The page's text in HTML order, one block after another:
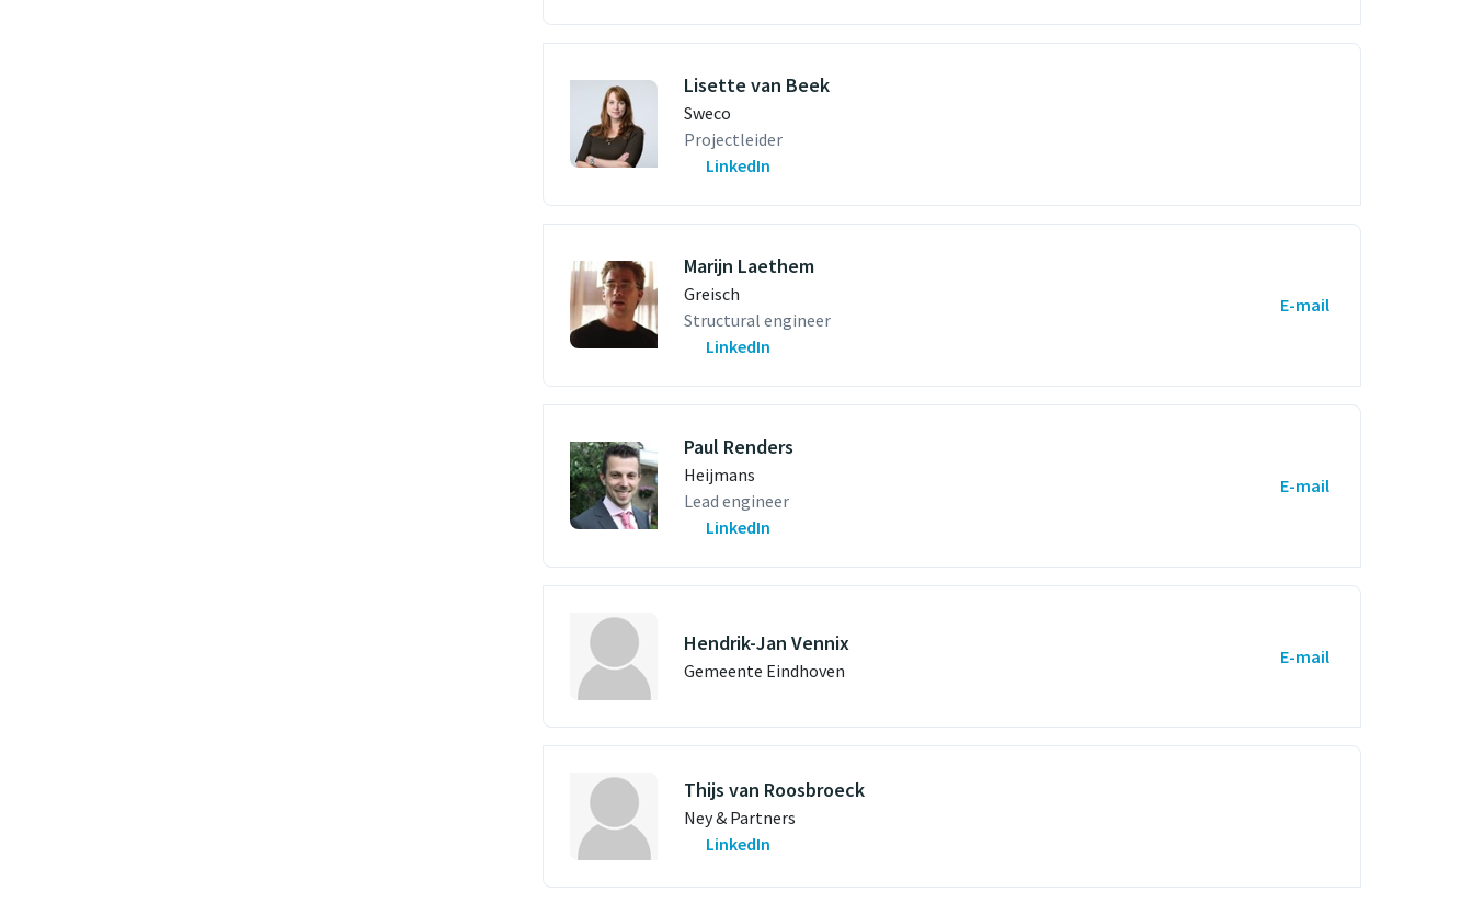
Lisette van Beek
Sweco
Projectleider
LinkedIn
Marijn Laethem
Greisch
Structural engineer
LinkedIn
E-mail
Paul Renders
Heijmans
Lead engineer
LinkedIn
E-mail
Hendrik-Jan Vennix
Gemeente Eindhoven
E-mail
Thijs van Roosbroeck
Ney & Partners
LinkedIn